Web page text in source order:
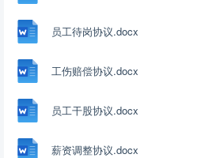
员工待岗协议.docx
工伤赔偿协议.docx
员工干股协议.docx
薪资调整协议.docx